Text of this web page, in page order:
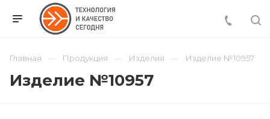
Главная Продукция Изделия Изделие №10957
Изделие №10957